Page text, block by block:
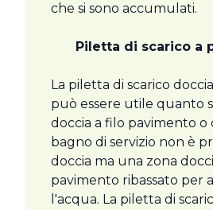
che si sono accumulati.
Piletta di scarico a
La piletta di scarico
può essere utile quanto
doccia a filo pavimento
bagno di servizio non è
doccia ma una zona
pavimento ribassato per
l'acqua. La piletta di